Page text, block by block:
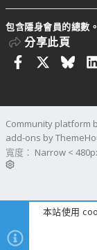
包含隱身會員的總數。
分享此頁
Facebook
Community platform
add-ons by
寬度
本站使用